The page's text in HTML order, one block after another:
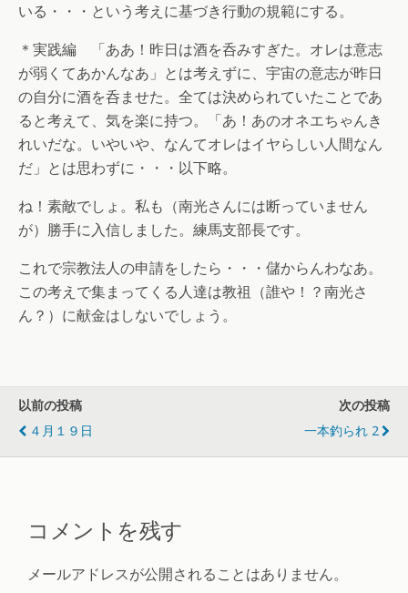
いる・・・という考えに基づき行動の規範にする。
＊実践編 「ああ！昨日は酒を呑みすぎた。オレは意志
が弱くてあかんなあ」とは考えずに、宇宙の意志が昨日
の自分に酒を呑ませた。全ては決められていたことであ
ると考えて、気を楽に持つ。「あ！あのオネエちゃんき
れいだな。いやいや、なんてオレはイヤらしい人間なん
だ」とは思わずに・・・以下略。
ね！素敵でしょ。私も（南光さんには断っていません
が）勝手に入信しました。練馬支部長です。
これで宗教法人の申請をしたら・・・儲からんわなあ。
この考えで集まってくる人達は教祖（誰や！？南光さ
ん？）に献金はしないでしょう。
以前の投稿
４月１９日
次の投稿
一本釣られ 2
コメントを残す
メールアドレスが公開されることはありません。